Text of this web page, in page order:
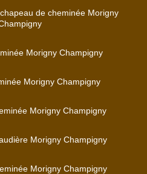
de cheminée Morigny
Morigny Champigny
Morigny Champigny
Morigny Champigny
Morigny Champigny
Morigny Champigny